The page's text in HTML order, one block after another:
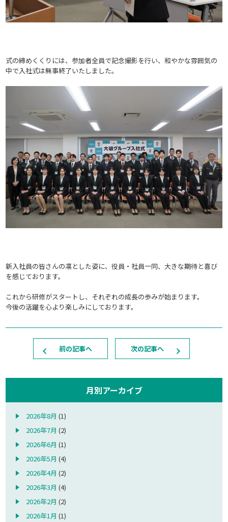
式の締めくくりには、参加者全員で記念撮影を行い、和やかな雰囲気の
中で入社式は無事終了いたしました。
新入社員の皆さんの凛とした姿に、役員・社員一同、大きな期待と喜び
を感じております。
これから研修がスタートし、それぞれの成長の歩みが始まります。
今後の活躍を心より楽しみにしております。
前の記事へ 次の記事へ
月別アーカイブ
2026年8月 (1)
2026年7月 (2)
2026年6月 (1)
2026年5月 (4)
2026年4月 (2)
2026年3月 (4)
2026年2月 (2)
2026年1月 (1)